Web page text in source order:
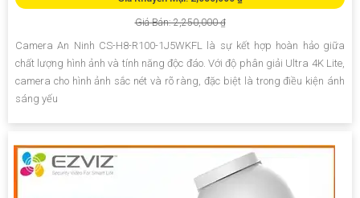
Giá Bán: 2,250,000 ₫
Camera An Ninh CS-H8-R100-1J5WKFL là sự kết hợp hoàn hảo giữa
chất lượng hình ảnh và tính năng độc đáo. Với độ phân giải Ultra 4K Lite,
camera cho hình ảnh sắc nét và rõ ràng, đặc biệt là trong điều kiện ánh
sáng yếu